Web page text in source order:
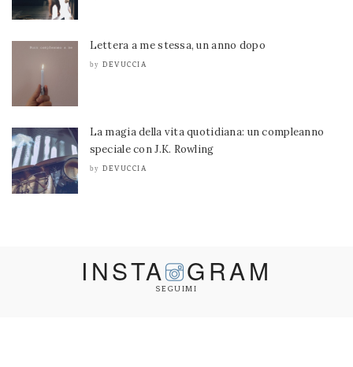
Lettera a me stessa, un anno dopo
by DEVUCCIA
La magia della vita quotidiana: un compleanno
speciale con J.K. Rowling
by DEVUCCIA
INSTA GRAM
SEGUIMI